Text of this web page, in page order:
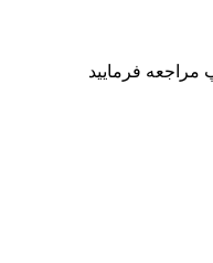
مراجعه فرمایید